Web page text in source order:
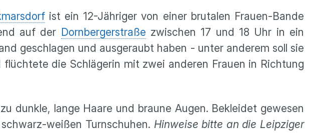
ist ein 12-Jähriger von einer brutalen Frauen-Bande
auf der Dornbergerstraße zwischen 17 und 18 Uhr in ein
geschlagen und ausgeraubt haben - unter anderem soll sie
die Schlägerin mit zwei anderen Frauen in Richtung
dunkle, lange Haare und braune Augen. Bekleidet gewesen
weißen Turnschuhen. Hinweise bitte an die Leipziger